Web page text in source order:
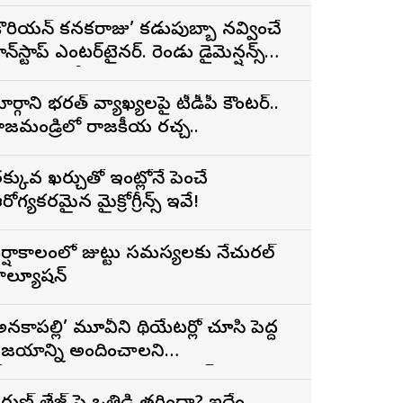
కనకరాజు’ కడుపుబ్బా నవ్వించే
ఎంటర్‌టైనర్. రెండు డైమెన్షన్స్
: వరుణ్ తేజ్
భరత్ వ్యాఖ్యలపై టీడీపీ కౌంటర్..
రాజకీయ రచ్చ..
ఖర్చుతో ఇంట్లోనే పెంచే
మైక్రోగ్రీన్స్ ఇవే!
జుట్టు సమస్యలకు నేచురల్
మూవీని థియేటర్లో చూసి పెద్ద
అందించాలని